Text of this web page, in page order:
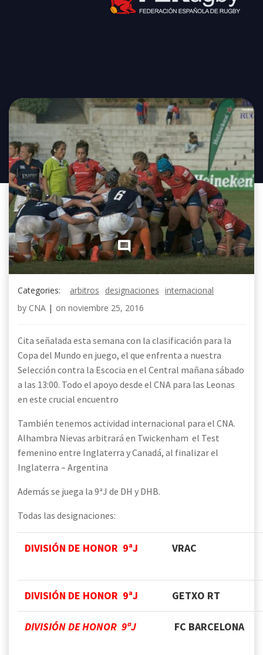
Categories: arbitros designaciones internacional
by CNA | on noviembre 25, 2016
Cita señalada esta semana con la clasificación para la
Copa del Mundo en juego, el que enfrenta a nuestra
Selección contra la Escocia en el Central mañana sábado
a las 13:00. Todo el apoyo desde el CNA para las Leonas
en este crucial encuentro
También tenemos actividad internacional para el CNA.
Alhambra Nievas arbitrará en Twickenham el Test
femenino entre Inglaterra y Canadá, al finalizar el
Inglaterra – Argentina
Además se juega la 9ªJ de DH y DHB.
Todas las designaciones:
DIVISIÓN DE HONOR 9ªJ VRAC
DIVISIÓN DE HONOR 9ªJ GETXO RT
DIVISIÓN DE HONOR 9ªJ FC BARCELONA